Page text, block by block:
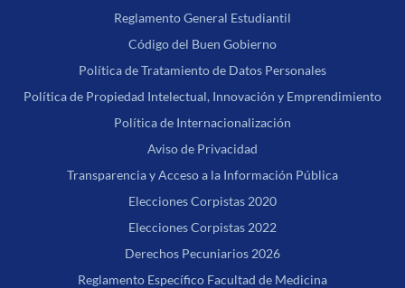
Reglamento General Estudiantil
Código del Buen Gobierno
Política de Tratamiento de Datos Personales
Política de Propiedad Intelectual, Innovación y Emprendimiento
Política de Internacionalización
Aviso de Privacidad
Transparencia y Acceso a la Información Pública
Elecciones Corpistas 2020
Elecciones Corpistas 2022
Derechos Pecuniarios 2026
Reglamento Específico Facultad de Medicina